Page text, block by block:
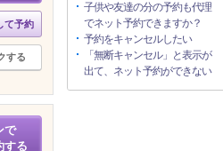
て予約
する
で
する
子供や友達の分の予約も代理
でネット予約できますか？
予約をキャンセルしたい
「無断キャンセル」と表示が
出て、ネット予約ができない